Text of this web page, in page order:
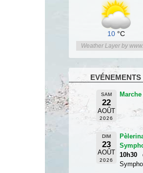
10 °C
Weather Layer by
SAM
22
AOÛT
2026
DIM
23
AOÛT
2026
10h30